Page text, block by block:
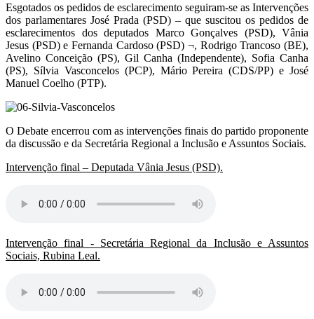
Esgotados os pedidos de esclarecimento seguiram-se as Intervenções
dos parlamentares José Prada (PSD) – que suscitou os pedidos de
esclarecimentos dos deputados Marco Gonçalves (PSD), Vânia
Jesus (PSD) e Fernanda Cardoso (PSD) ¬, Rodrigo Trancoso (BE),
Avelino Conceição (PS), Gil Canha (Independente), Sofia Canha
(PS), Sílvia Vasconcelos (PCP), Mário Pereira (CDS/PP) e José
Manuel Coelho (PTP).
O Debate encerrou com as intervenções finais do partido proponente
da discussão e da Secretária Regional a Inclusão e Assuntos Sociais.
Intervenção final – Deputada Vânia Jesus (PSD).
Intervenção final - Secretária Regional da Inclusão e Assuntos
Sociais, Rubina Leal.